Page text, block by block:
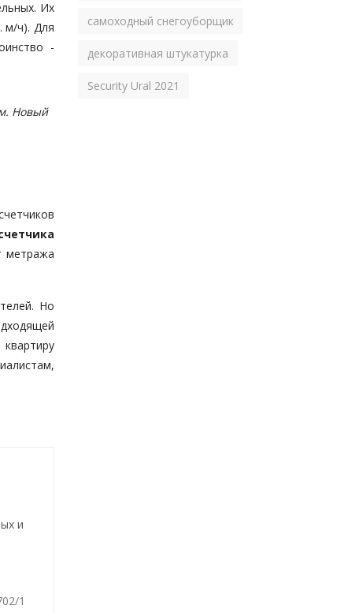
Их
м/ч). Для
-
Новый
метража
Но
и
1
самоходный снегоуборщик
декоративная штукатурка
Security Ural 2021